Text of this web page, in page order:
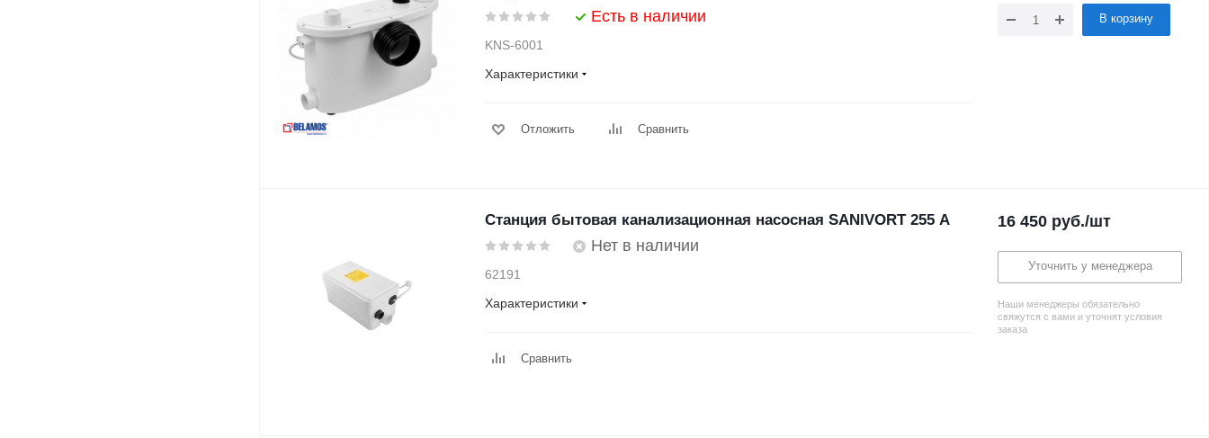
Есть в наличии
KNS-6001
Характеристики
Отложить Сравнить
В корзину
Станция бытовая канализационная насосная SANIVORT 255 A
Нет в наличии
62191
Характеристики
Сравнить
16 450 руб./шт
Уточнить у менеджера
Наши менеджеры обязательно
свяжутся с вами и уточнят условия
заказа